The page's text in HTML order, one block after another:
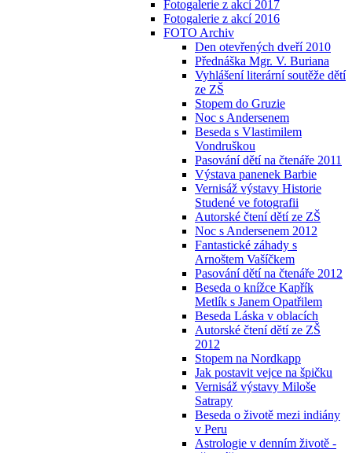
Fotogalerie z akcí 2017
Fotogalerie z akcí 2016
FOTO Archiv
Den otevřených dveří 2010
Přednáška Mgr. V. Buriana
Vyhlášení literární soutěže dětí
ze ZŠ
Stopem do Gruzie
Noc s Andersenem
Beseda s Vlastimilem
Vondruškou
Pasování dětí na čtenáře 2011
Výstava panenek Barbie
Vernisáž výstavy Historie
Studené ve fotografii
Autorské čtení dětí ze ZŠ
Noc s Andersenem 2012
Fantastické záhady s
Arnoštem Vašíčkem
Pasování dětí na čtenáře 2012
Beseda o knížce Kapřík
Metlík s Janem Opatřilem
Beseda Láska v oblacích
Autorské čtení dětí ze ZŠ
2012
Stopem na Nordkapp
Jak postavit vejce na špičku
Vernisáž výstavy Miloše
Satrapy
Beseda o životě mezi indiány
v Peru
Astrologie v denním životě -